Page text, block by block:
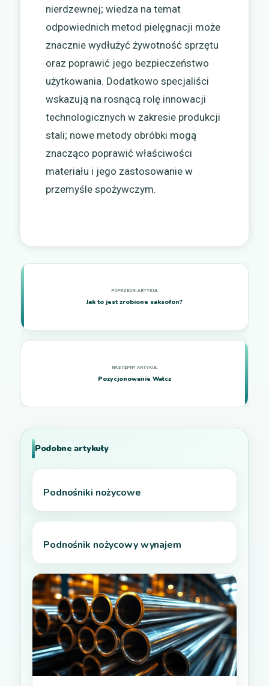
nierdzewnej; wiedza na temat
odpowiednich metod pielęgnacji może
znacznie wydłużyć żywotność sprzętu
oraz poprawić jego bezpieczeństwo
użytkowania. Dodatkowo specjaliści
wskazują na rosnącą rolę innowacji
technologicznych w zakresie produkcji
stali; nowe metody obróbki mogą
znacząco poprawić właściwości
materiału i jego zastosowanie w
przemyśle spożywczym.
Jak to jest zrobione saksofon?
Pozycjonowanie Wałcz
Podobne artykuły
Podnośniki nożycowe
Podnośnik nożycowy wynajem